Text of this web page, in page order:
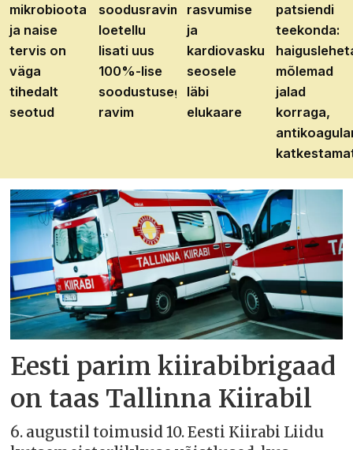
mikrobioota
ja naise
tervis on
väga
tihedalt
seotud
soodusravimite
loetellu
lisati uus
100%-lise
soodustusega
ravim
rasvumise
ja
kardiovaskulaarhaiguste
seosele
läbi
elukaare
patsiendi
teekonda:
mõlemad
jalad
korraga,
Eesti parim kiirabibrigaad
on taas Tallinna Kiirabil
6. augustil toimusid 10. Eesti Kiirabi Liidu